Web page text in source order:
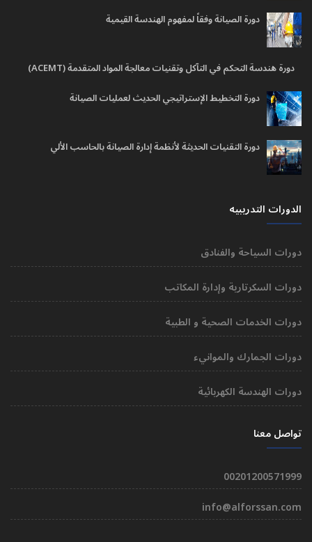
دورة الصيانة وفقاً لمفهوم الهندسة القيمية
دورة هندسة التحكم في التآكل وتقنيات معالجة المواد المتقدمة (ACEMT)
دورة التخطيط الإستراتيجي الحديث لعمليات الصيانة
دورة التقنيات الحديثة لأنظمة إدارة الصيانة بالحاسب الألي
الدورات التدريبيه
دورات السياحة والفنادق
دورات السكرتارية وإدارة المكاتب
دورات الخدمات الصحية و الطبية
دورات الجمارك والموانيء
دورات الهندسة الكهربائية
تواصل معنا
00201200571999
info@alforssan.com